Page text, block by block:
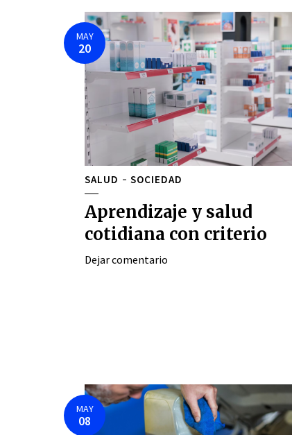
MAY
20
SALUD SOCIEDAD
Aprendizaje y salud
cotidiana con criterio
Dejar comentario
MAY
08